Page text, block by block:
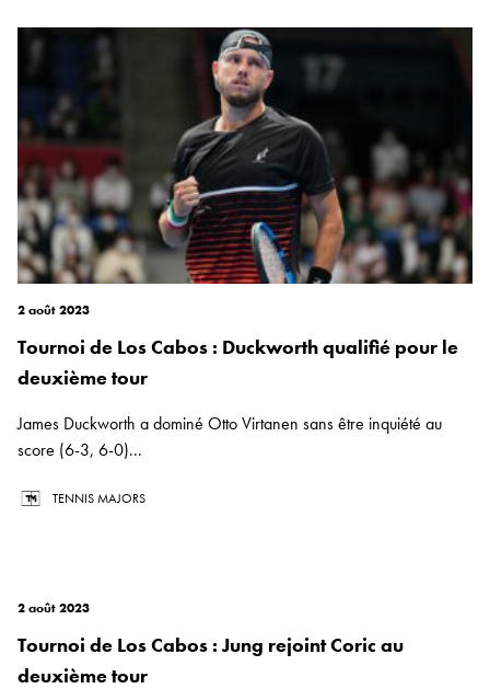
2 août 2023
Tournoi de Los Cabos : Duckworth qualifié pour le
deuxième tour
James Duckworth a dominé Otto Virtanen sans être inquiété au
score (6-3, 6-0)...
TENNIS MAJORS
2 août 2023
Tournoi de Los Cabos : Jung rejoint Coric au
deuxième tour